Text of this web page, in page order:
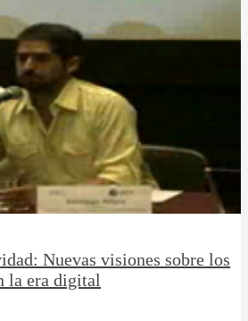
Nuevas visiones sobre los
la era digital